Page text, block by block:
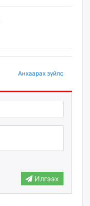
Анхаарах зүйлс
Илгээх